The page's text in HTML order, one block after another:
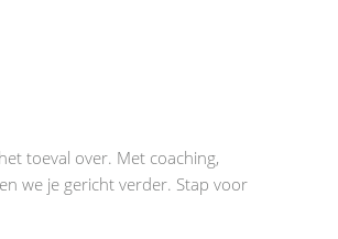
toeval over. Met coaching,
we je gericht verder. Stap voor